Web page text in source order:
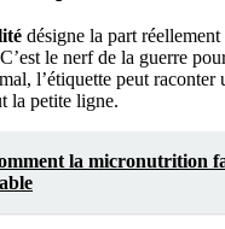
désigne la part
le nerf de la guerre
l’étiquette peut raconter
la petite ligne.
la micronutrition